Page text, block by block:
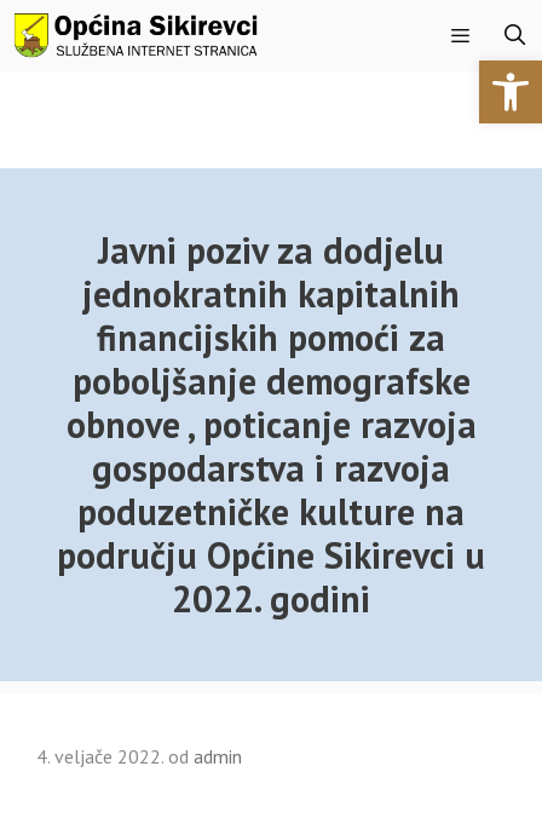
Preskoči
na
Izbornik
Javni poziv za dodjelu
jednokratnih kapitalnih
financijskih pomoći za
poboljšanje demografske
obnove , poticanje razvoja
gospodarstva i razvoja
poduzetničke kulture na
području Općine Sikirevci u
2022. godini
4. veljače 2022. od admin